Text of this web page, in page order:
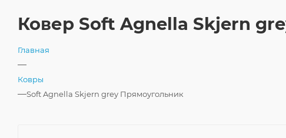
Ковер Soft Agnella Skjern
Главная
—
Ковры
—Soft Agnella Skjern grey Прямоугольник